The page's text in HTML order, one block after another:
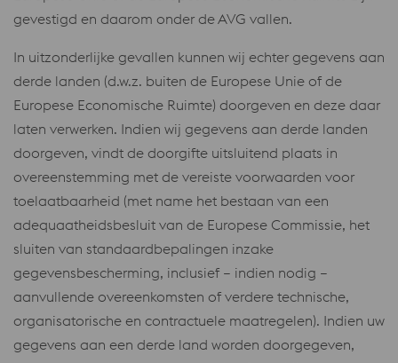
gevestigd en daarom onder de AVG vallen.
In uitzonderlijke gevallen kunnen wij echter gegevens aan
derde landen (d.w.z. buiten de Europese Unie of de
Europese Economische Ruimte) doorgeven en deze daar
laten verwerken. Indien wij gegevens aan derde landen
doorgeven, vindt de doorgifte uitsluitend plaats in
overeenstemming met de vereiste voorwaarden voor
toelaatbaarheid (met name het bestaan ​​van een
adequaatheidsbesluit van de Europese Commissie, het
sluiten van standaardbepalingen inzake
gegevensbescherming, inclusief – indien nodig –
aanvullende overeenkomsten of verdere technische,
organisatorische en contractuele maatregelen). Indien uw
gegevens aan een derde land worden doorgegeven,